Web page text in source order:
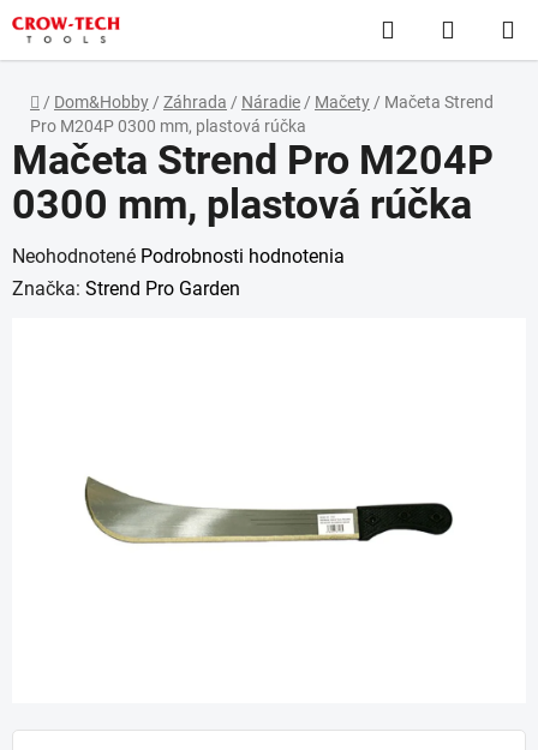
Prejsť
na
obsah
Hľadať
KOŠÍK
Domov
/ Dom&Hobby / Záhrada / Náradie / Mačety / Mačeta Strend
Pro M204P 0300 mm, plastová rúčka
Mačeta Strend Pro M204P
0300 mm, plastová rúčka
Priemerné
hodnotenie
hviezdičiek.
Neohodnotené Podrobnosti hodnotenia
Značka: Strend Pro Garden